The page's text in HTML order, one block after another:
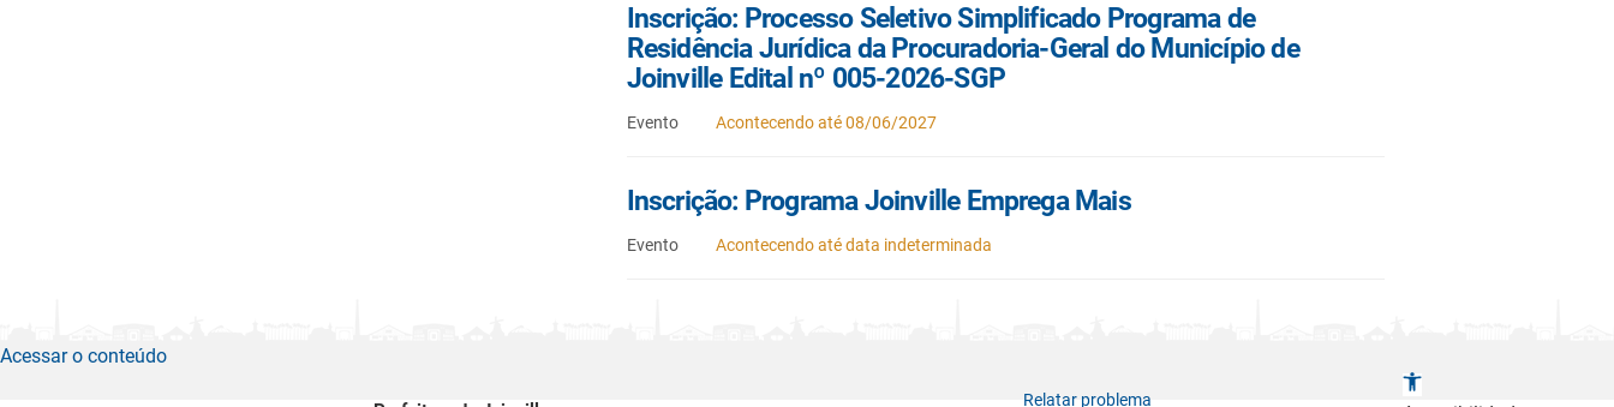
Inscrição: Processo Seletivo Simplificado Programa de
Residência Jurídica da Procuradoria-Geral do Município de
Joinville Edital nº 005-2026-SGP
Evento Acontecendo até 08/06/2027
Inscrição: Programa Joinville Emprega Mais
Evento Acontecendo até data indeterminada
Relatar problema
Acessar o conteúdo
A